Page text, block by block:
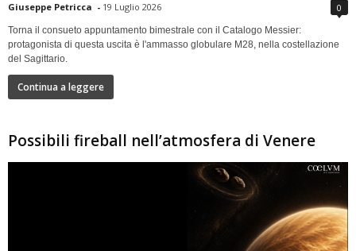
Giuseppe Petricca - 19 Luglio 2026 0
Torna il consueto appuntamento bimestrale con il Catalogo Messier:
protagonista di questa uscita è l'ammasso globulare M28, nella costellazione
del Sagittario.
Continua a leggere
Possibili fireball nell’atmosfera di Venere